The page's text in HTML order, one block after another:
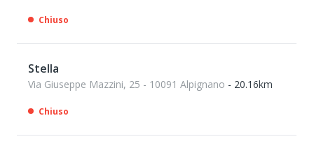
Chiuso
Stella
Via Giuseppe Mazzini, 25 - 10091 Alpignano - 20.16km
Chiuso